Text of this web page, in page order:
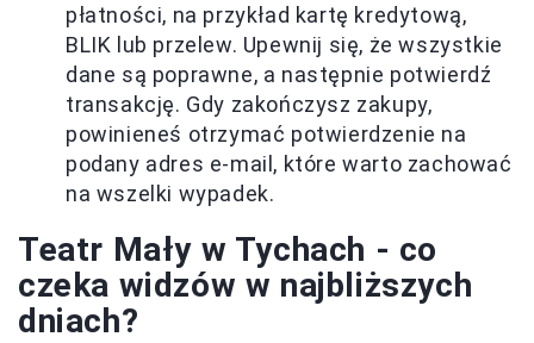
płatności, na przykład kartę kredytową,
BLIK lub przelew. Upewnij się, że wszystkie
dane są poprawne, a następnie potwierdź
transakcję. Gdy zakończysz zakupy,
powinieneś otrzymać potwierdzenie na
podany adres e-mail, które warto zachować
na wszelki wypadek.
Teatr Mały w Tychach - co
czeka widzów w najbliższych
dniach?